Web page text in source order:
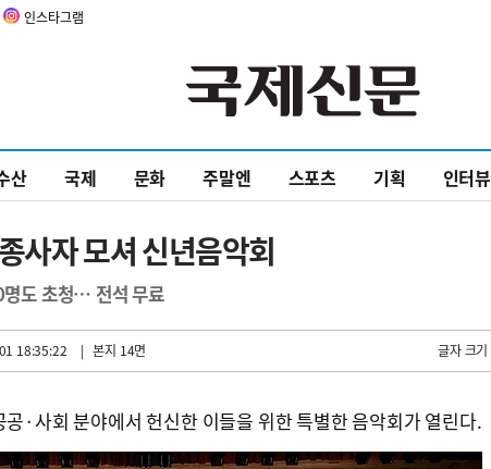
인스타그램
산 국제 문화 주말엔 스포츠 기획 인터뷰
사자 모셔 신년음악회
도 초청… 전석 무료
18:35:22 | 본지 14면 글자 크기
·사회 분야에서 헌신한 이들을 위한 특별한 음악회가 열린다.